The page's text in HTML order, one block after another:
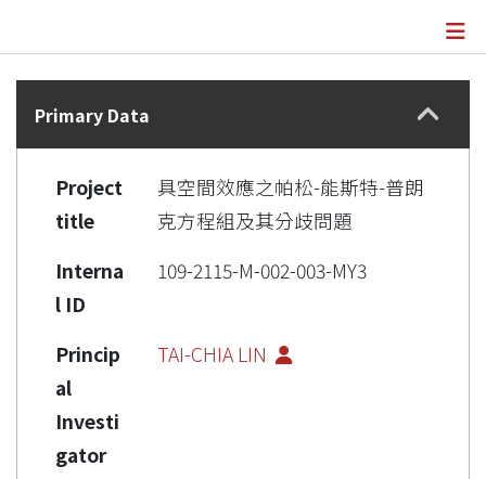
Statistics
Details
Primary Data
Project
title
具空間效應之帕松-能斯特-普朗
克方程組及其分歧問題
Interna
l ID
109-2115-M-002-003-MY3
Princip
al
Investi
gator
TAI-CHIA LIN